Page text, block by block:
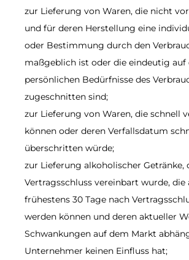
zur Lieferung von Waren, die nicht
und für deren Herstellung eine
oder Bestimmung durch den
maßgeblich ist oder die eindeutig auf
persönlichen Bedürfnisse des
zugeschnitten sind;
zur Lieferung von Waren, die schnell
können oder deren Verfallsdatum
überschritten würde;
zur Lieferung alkoholischer Getränke,
Vertragsschluss vereinbart wurde, die
frühestens 30 Tage nach
werden können und deren aktueller
Schwankungen auf dem Markt
Unternehmer keinen Einfluss hat;